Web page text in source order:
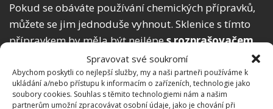
Spravovat své soukromí
Abychom poskytli co nejlepší služby, my a naši partneři používáme k
ukládání a/nebo přístupu k informacím o zařízeních, technologie jako
soubory cookies. Souhlas s těmito technologiemi nám a našim
partnerům umožní zpracovávat osobní údaje, jako je chování při
Pokud se obáváte používání chemických přípravků,
můžete se jim jednoduše vyhnout. Sklenice s tímto
přípravkem by měla být nejlépes rozprašovačem,
abyste ho mohli na hmyz nanášet jednodušeji
Díky použití tohoto prostředku se vyhnete chemii.
Sprej využijete proti blechám, štěnicím nebo
švábům. Použít ho můžete i na komáry, které vůně